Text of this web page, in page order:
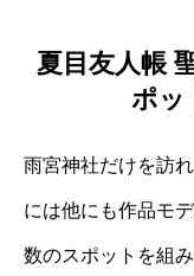
夏目友人帳
ポッ
雨宮神社だけを訪
には他にも作品モ
数のスポットを組